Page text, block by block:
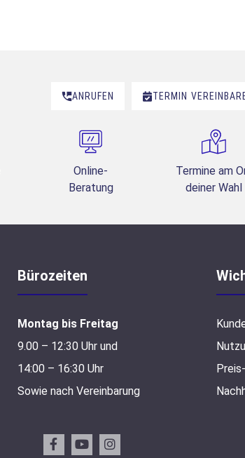
ANRUFEN TERMIN
Online-
Beratung
Termine am
deiner Wahl
Bürozeiten
Montag bis Freitag
9.00 – 12:30 Uhr und
14:00 – 16:30 Uhr
Sowie nach Vereinbarung